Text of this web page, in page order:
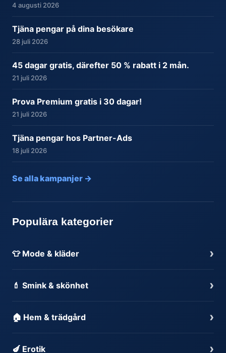
4 augusti 2026
Tjäna pengar på dina besökare
28 juli 2026
45 dagar gratis, därefter 50 % rabatt i 2 mån.
21 juli 2026
Prova Premium gratis i 30 dagar!
21 juli 2026
Tjäna pengar hos Partner-Ads
18 juli 2026
Se alla kampanjer →
Populära kategorier
👕 Mode & kläder ›
💄 Smink & skönhet ›
🏠 Hem & trädgård ›
🍆 Erotik ›